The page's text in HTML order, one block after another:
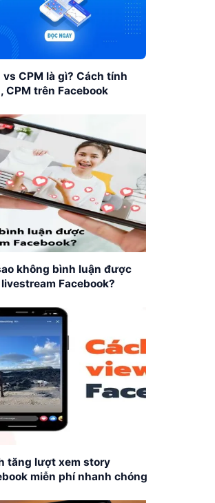
vs CPM là gì? Cách tính
CPM trên Facebook
không bình luận được
Facebook?
tăng lượt xem story
miễn phí nhanh chóng